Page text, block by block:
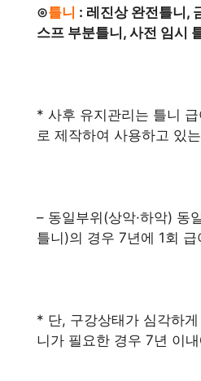
⊙틀니 : 레진상 완전틀니,
스프 부분틀니, 사전 임시
* 사후 유지관리는 틀니
로 제작하여 사용하고 있
– 동일부위(상악·하악) 동
틀니)의 경우 7년에 1회 급
* 단, 구강상태가 심각하
니가 필요한 경우 7년 이